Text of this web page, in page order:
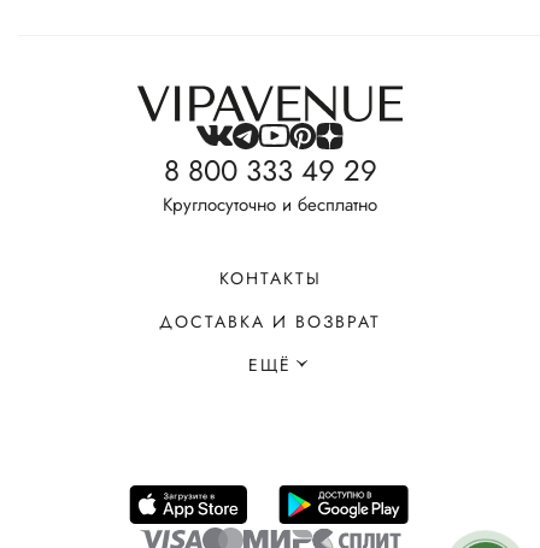
8 800 333 49 29
Круглосуточно и бесплатно
КОНТАКТЫ
ДОСТАВКА И ВОЗВРАТ
ЕЩЁ